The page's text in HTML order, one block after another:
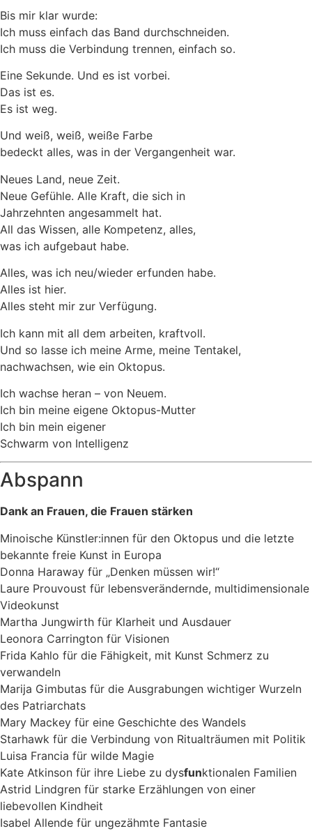
Bis mir klar wurde:
Ich muss einfach das Band durchschneiden.
Ich muss die Verbindung trennen, einfach so.
Eine Sekunde. Und es ist vorbei.
Das ist es.
Es ist weg.
Und weiß, weiß, weiße Farbe
bedeckt alles, was in der Vergangenheit war.
Neues Land, neue Zeit.
Neue Gefühle. Alle Kraft, die sich in
Jahrzehnten angesammelt hat.
All das Wissen, alle Kompetenz, alles,
was ich aufgebaut habe.
Alles, was ich neu/wieder erfunden habe.
Alles ist hier.
Alles steht mir zur Verfügung.
Ich kann mit all dem arbeiten, kraftvoll.
Und so lasse ich meine Arme, meine Tentakel,
nachwachsen, wie ein Oktopus.
Ich wachse heran – von Neuem.
Ich bin meine eigene Oktopus-Mutter
Ich bin mein eigener
Schwarm von Intelligenz
Abspann
Dank an Frauen, die Frauen stärken
Minoische Künstler:innen für den Oktopus und die letzte
bekannte freie Kunst in Europa
Donna Haraway für „Denken müssen wir!“
Laure Prouvoust für lebensverändernde, multidimensionale
Videokunst
Martha Jungwirth für Klarheit und Ausdauer
Leonora Carrington für Visionen
Frida Kahlo für die Fähigkeit, mit Kunst Schmerz zu
verwandeln
Marija Gimbutas für die Ausgrabungen wichtiger Wurzeln
des Patriarchats
Mary Mackey für eine Geschichte des Wandels
Starhawk für die Verbindung von Ritualträumen mit Politik
Luisa Francia für wilde Magie
Kate Atkinson für ihre Liebe zu dysfunktionalen Familien
Astrid Lindgren für starke Erzählungen von einer
liebevollen Kindheit
Isabel Allende für ungezähmte Fantasie